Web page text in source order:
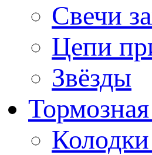
Свечи
Цепи
Звёзды